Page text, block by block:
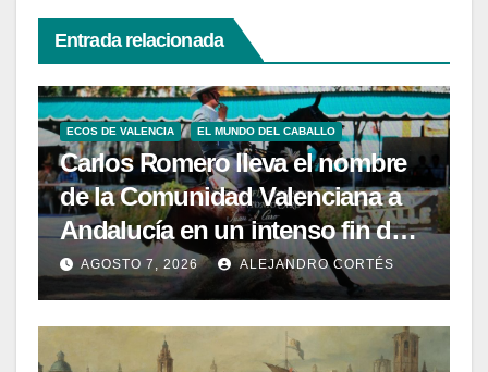
Entrada relacionada
ECOS DE VALENCIA EL MUNDO DEL CABALLO
Carlos Romero lleva el nombre
de la Comunidad Valenciana a
Andalucía en un intenso fin de
semana de Doma Vaquera
AGOSTO 7, 2026 ALEJANDRO CORTÉS